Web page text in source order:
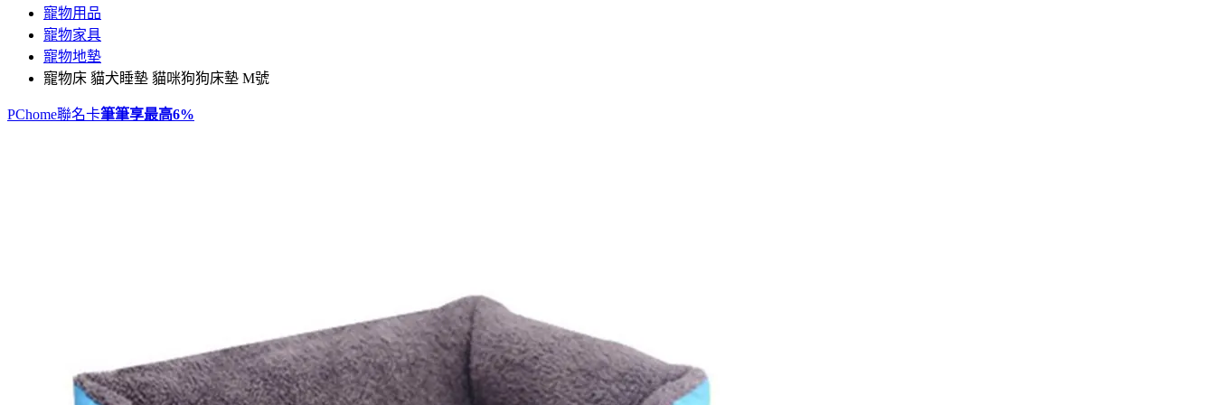
寵物用品
寵物家具
寵物地墊
寵物床 貓犬睡墊 貓咪狗狗床墊 M號
PChome聯名卡筆筆享最高6%